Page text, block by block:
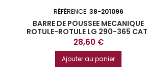
RÉFÉRENCE: 38-201096
BARRE DE POUSSEE MECANIQUE
ROTULE-ROTULE LG 290-365
Prix
28,60 €
Ajouter au panier